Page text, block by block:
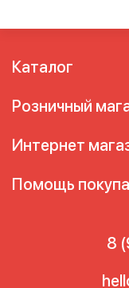
Каталог
Розничный
Интернет
Помощь
8